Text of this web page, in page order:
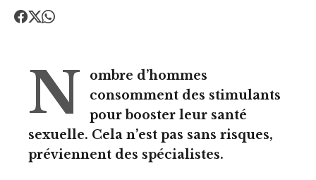
N
ombre d’hommes
consomment des stimulants
pour booster leur santé
sexuelle. Cela n’est pas sans risques,
préviennent des spécialistes.